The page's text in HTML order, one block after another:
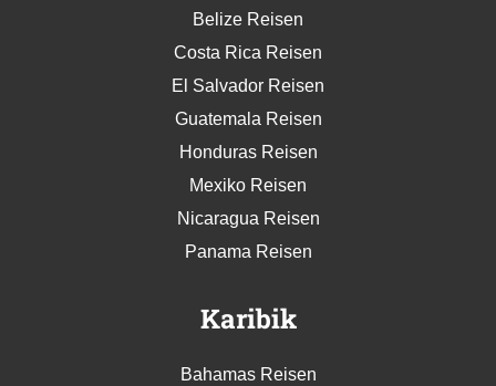
Belize Reisen
Costa Rica Reisen
El Salvador Reisen
Guatemala Reisen
Honduras Reisen
Mexiko Reisen
Nicaragua Reisen
Panama Reisen
Karibik
Bahamas Reisen